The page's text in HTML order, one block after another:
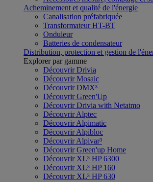
Acheminement et qualité de l'énergie
Canalisation préfabriquée
Transformateur HT-BT
Onduleur
Batteries de condensateur
Distribution, protection et gestion de
Explorer par gamme
Découvrir Drivia
Découvrir Mosaic
Découvrir DMX³
Découvrir Green'Up
Découvrir Drivia with Netatmo
Découvrir Alptec
Découvrir Alpimatic
Découvrir Alpibloc
Découvrir Alpivar³
Découvrir Green'up Home
Découvrir XL³ HP 6300
Découvrir XL³ HP 160
Découvrir XL³ HP 630